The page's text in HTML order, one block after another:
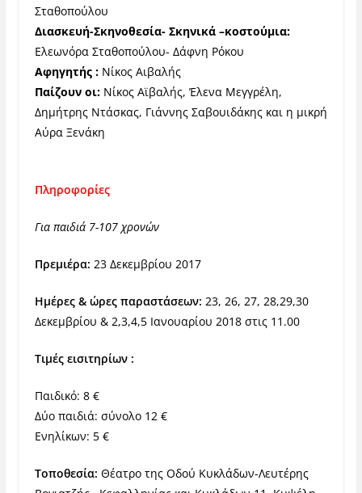
Σταθοπούλου
Διασκευή-Σκηνοθεσία- Σκηνικά –κοστούμια:
Ελεωνόρα Σταθοπούλου- Δάφνη Ρόκου
Αφηγητής :Νίκος Αιβαλής
Παίζουν οι:Νίκος Αϊβαλής, Έλενα Μεγγρέλη,
Δημήτρης Ντάσκας, Γιάννης Σαβουιδάκης και η μικρή
Αύρα Ξενάκη
Πληροφορίες
Για παιδιά 7-107 χρονών
Πρεμιέρα: 23 Δεκεμβρίου 2017
Ημέρες & ώρες παραστάσεων: 23, 26, 27, 28,29,30
Δεκεμβρίου & 2,3,4,5 Ιανουαρίου 2018 στις 11.00
Τιμές εισιτηρίων :
Παιδικό: 8 €
Δύο παιδιά: σύνολο 12 €
Ενηλίκων: 5 €
Τοποθεσία: Θέατρο της Οδού Κυκλάδων-Λευτέρης